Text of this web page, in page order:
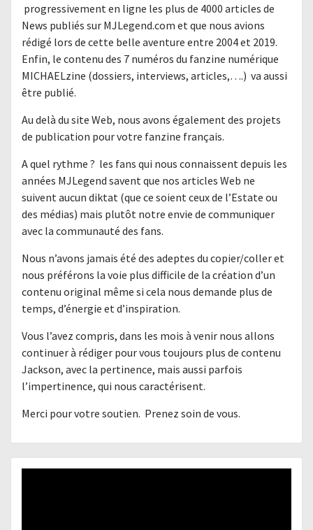
progressivement en ligne les plus de 4000 articles de
News publiés sur MJLegend.com et que nous avions
rédigé lors de cette belle aventure entre 2004 et 2019.
Enfin, le contenu des 7 numéros du fanzine numérique
MICHAELzine (dossiers, interviews, articles,….) va aussi
être publié.
Au delà du site Web, nous avons également des projets
de publication pour votre fanzine français.
A quel rythme ? les fans qui nous connaissent depuis les
années MJLegend savent que nos articles Web ne
suivent aucun diktat (que ce soient ceux de l’Estate ou
des médias) mais plutôt notre envie de communiquer
avec la communauté des fans.
Nous n’avons jamais été des adeptes du copier/coller et
nous préférons la voie plus difficile de la création d’un
contenu original même si cela nous demande plus de
temps, d’énergie et d’inspiration.
Vous l’avez compris, dans les mois à venir nous allons
continuer à rédiger pour vous toujours plus de contenu
Jackson, avec la pertinence, mais aussi parfois
l’impertinence, qui nous caractérisent.
Merci pour votre soutien. Prenez soin de vous.